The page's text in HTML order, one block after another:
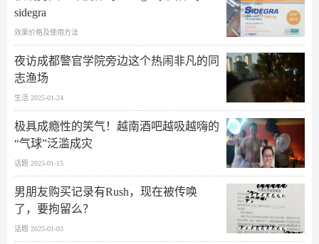
sidegra
效果价格及使用方法
夜访成都警官学院旁边这个热闹非凡的同
志渔场
生活 2025-01-24
极具成瘾性的笑气！越南酒吧越吸越嗨的
“气球”泛滥成灾
话题 2025-01-15
男朋友购买记录有Rush，现在被传唤
了，要拘留么？
话题 2025-01-03